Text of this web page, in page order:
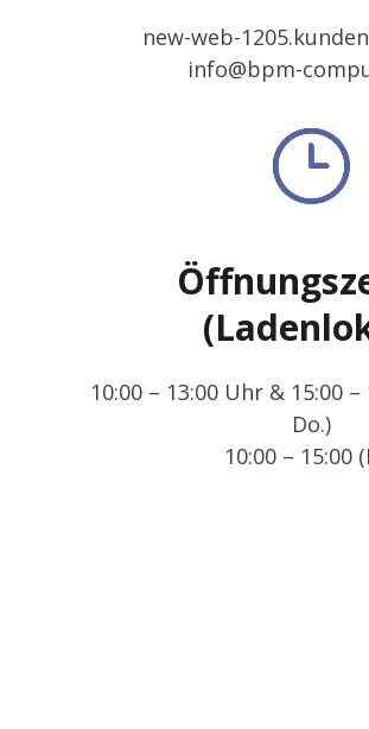
new-web-
info@bpm-
10:00 – 13:00 Uhr & 15:00
Do.)
10:00 – 15:00